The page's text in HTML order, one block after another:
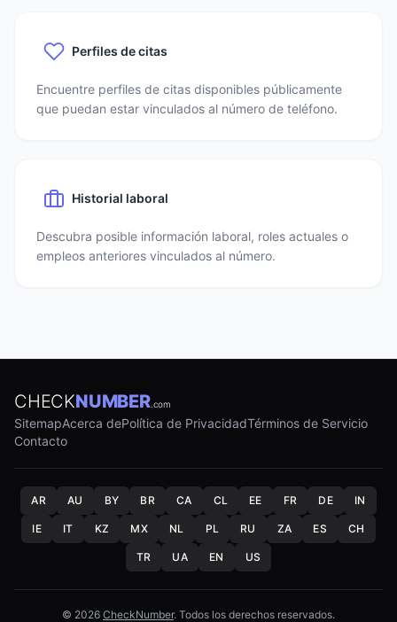
Perfiles de citas
Encuentre perfiles de citas disponibles públicamente
que puedan estar vinculados al número de teléfono.
Historial laboral
Descubra posible información laboral, roles actuales o
empleos anteriores vinculados al número.
CHECKNUMBER.com
SitemapAcerca dePolítica de PrivacidadTérminos de Servicio
Contacto
AR AU BY BR CA CL EE FR DE IN
IE IT KZ MX NL PL RU ZA ES CH
TR UA EN US
© 2026 CheckNumber. Todos los derechos reservados.